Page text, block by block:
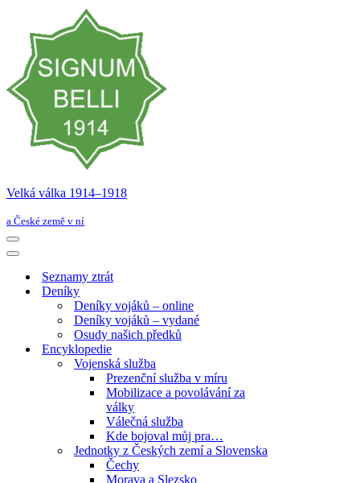
Velká válka 1914–⁠⁠⁠⁠⁠⁠1918
a České země v ní
Navigační
menu
Navigační
Seznamy ztrát
Deníky
Deníky vojáků – online
Deníky vojáků – vydané
Osudy našich předků
Encyklopedie
Vojenská služba
Prezenční služba v míru
Mobilizace a povolávání za
války
Válečná služba
Kde bojoval můj pra…
Jednotky z Českých zemí a Slovenska
Čechy
Morava a Slezsko